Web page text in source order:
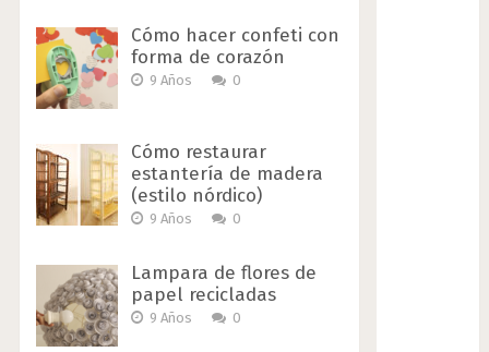
Cómo hacer confeti con
forma de corazón
9 Años 0
Cómo restaurar
estantería de madera
(estilo nórdico)
9 Años 0
Lampara de flores de
papel recicladas
9 Años 0